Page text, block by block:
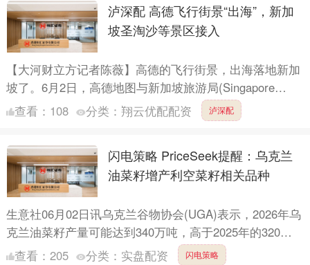
泸深配 高德飞行街景“出海”，新加
坡圣淘沙等景区接入
【大河财立方记者陈薇】高德的飞行街景，出海落地新加
坡了。6月2日，高德地图与新加坡旅游局(Singapore
Tourism Board)在北京签署战略合作备忘....
查看： 108 分类： 翔云优配配资 泸深配
闪电策略 PriceSeek提醒：乌克兰
油菜籽增产利空菜籽相关品种
生意社06月02日讯乌克兰谷物协会(UGA)表示，2026年乌
克兰油菜籽产量可能达到340万吨，高于2025年的320万
吨。 PriceSeek评析 菜籽粕，多....
查看： 205 分类： 实盘配资 闪电策略